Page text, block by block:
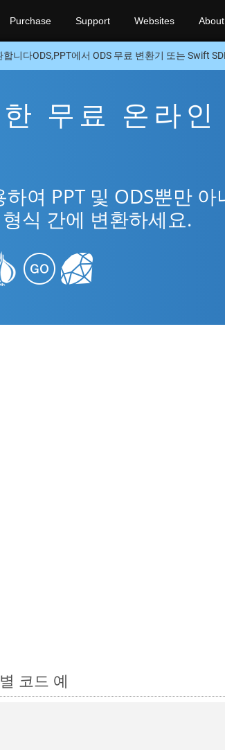
Purchase Support Websites About
니다ODS,PPT에서 ODS 무료 변환기 또는 Swift
무료 온라인
여 PPT 및 ODS뿐만 아
식 간에 변환하세요.
코드 예